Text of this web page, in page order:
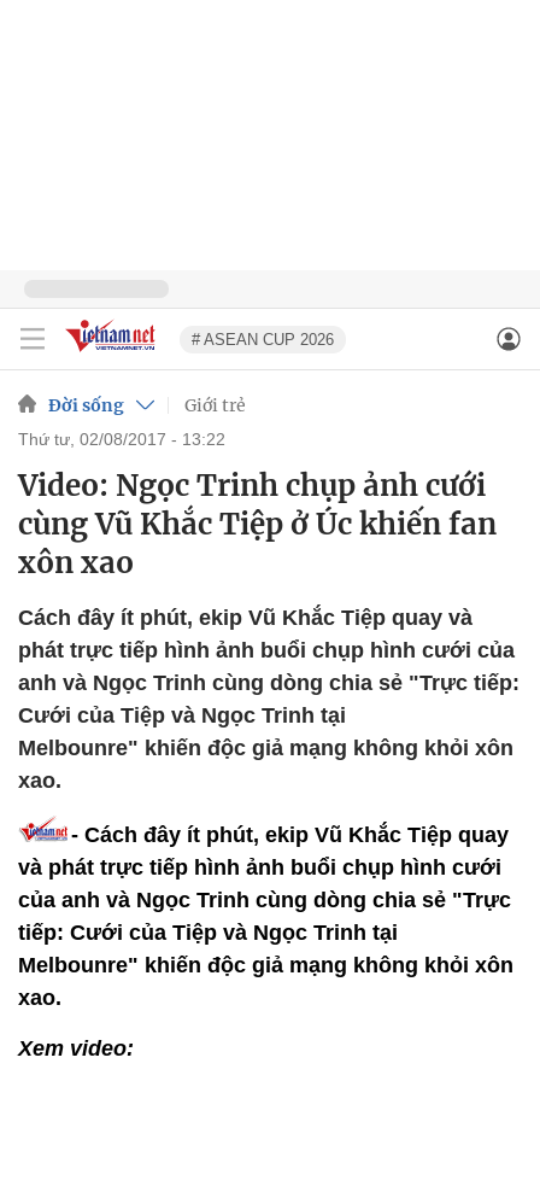
# ASEAN CUP 2026
Đời sống Giới trẻ
thứ tư, 02/08/2017 - 13:22
Video: Ngọc Trinh chụp ảnh cưới
cùng Vũ Khắc Tiệp ở Úc khiến fan
xôn xao
Cách đây ít phút, ekip Vũ Khắc Tiệp quay và
phát trực tiếp hình ảnh buổi chụp hình cưới của
anh và Ngọc Trinh cùng dòng chia sẻ "Trực tiếp:
Cưới của Tiệp và Ngọc Trinh tại
Melbounre" khiến độc giả mạng không khỏi xôn
xao.
- Cách đây ít phút, ekip Vũ Khắc Tiệp quay
và phát trực tiếp hình ảnh buổi chụp hình cưới
của anh và Ngọc Trinh cùng dòng chia sẻ "Trực
tiếp: Cưới của Tiệp và Ngọc Trinh tại
Melbounre" khiến độc giả mạng không khỏi xôn
xao.
Xem video: